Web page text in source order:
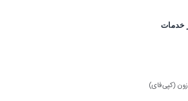
خدمات
(کپی‌فای)